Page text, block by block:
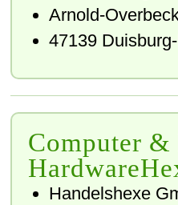
Arnold-
47139
Computer &
Handelshexe